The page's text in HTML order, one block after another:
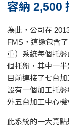
容納 2,500
為此，公司在
FMS，這還包含
重）系統每個托
個托盤，其中一
目前連接了七台
設有一個加工托
外五台加工中心
此系統的一大亮